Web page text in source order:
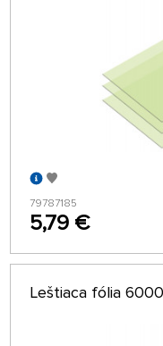
79787185
5,79 €
Leštiaca fólia